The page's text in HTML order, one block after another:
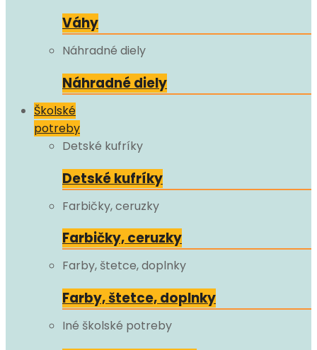
Váhy
Náhradné diely
Náhradné diely
Školské
potreby
Detské kufríky
Detské kufríky
Farbičky, ceruzky
Farbičky, ceruzky
Farby, štetce, doplnky
Farby, štetce, doplnky
Iné školské potreby